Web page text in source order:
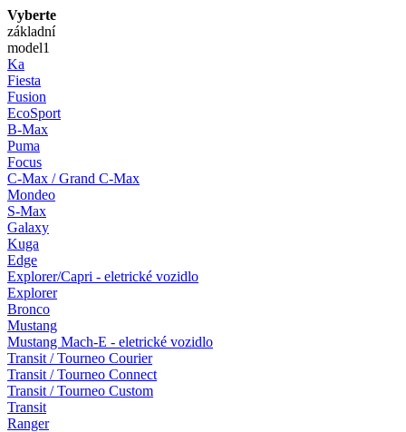
Vyberte
základní
model1
Ka
Fiesta
Fusion
EcoSport
B-Max
Puma
Focus
C-Max / Grand C-Max
Mondeo
S-Max
Galaxy
Kuga
Edge
Explorer/Capri - eletrické vozidlo
Explorer
Bronco
Mustang
Mustang Mach-E - eletrické vozidlo
Transit / Tourneo Courier
Transit / Tourneo Connect
Transit / Tourneo Custom
Transit
Ranger